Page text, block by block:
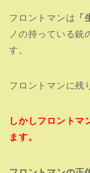
フロントマンは
ノの持っている銃
す。
フロントマンに残
しかしフロントマ
ます。